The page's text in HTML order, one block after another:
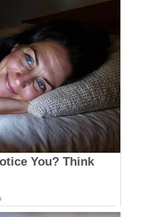
You? Think